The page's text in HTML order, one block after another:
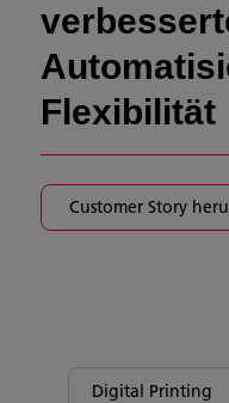
Flexibilität
Customer Story
Digital Printing